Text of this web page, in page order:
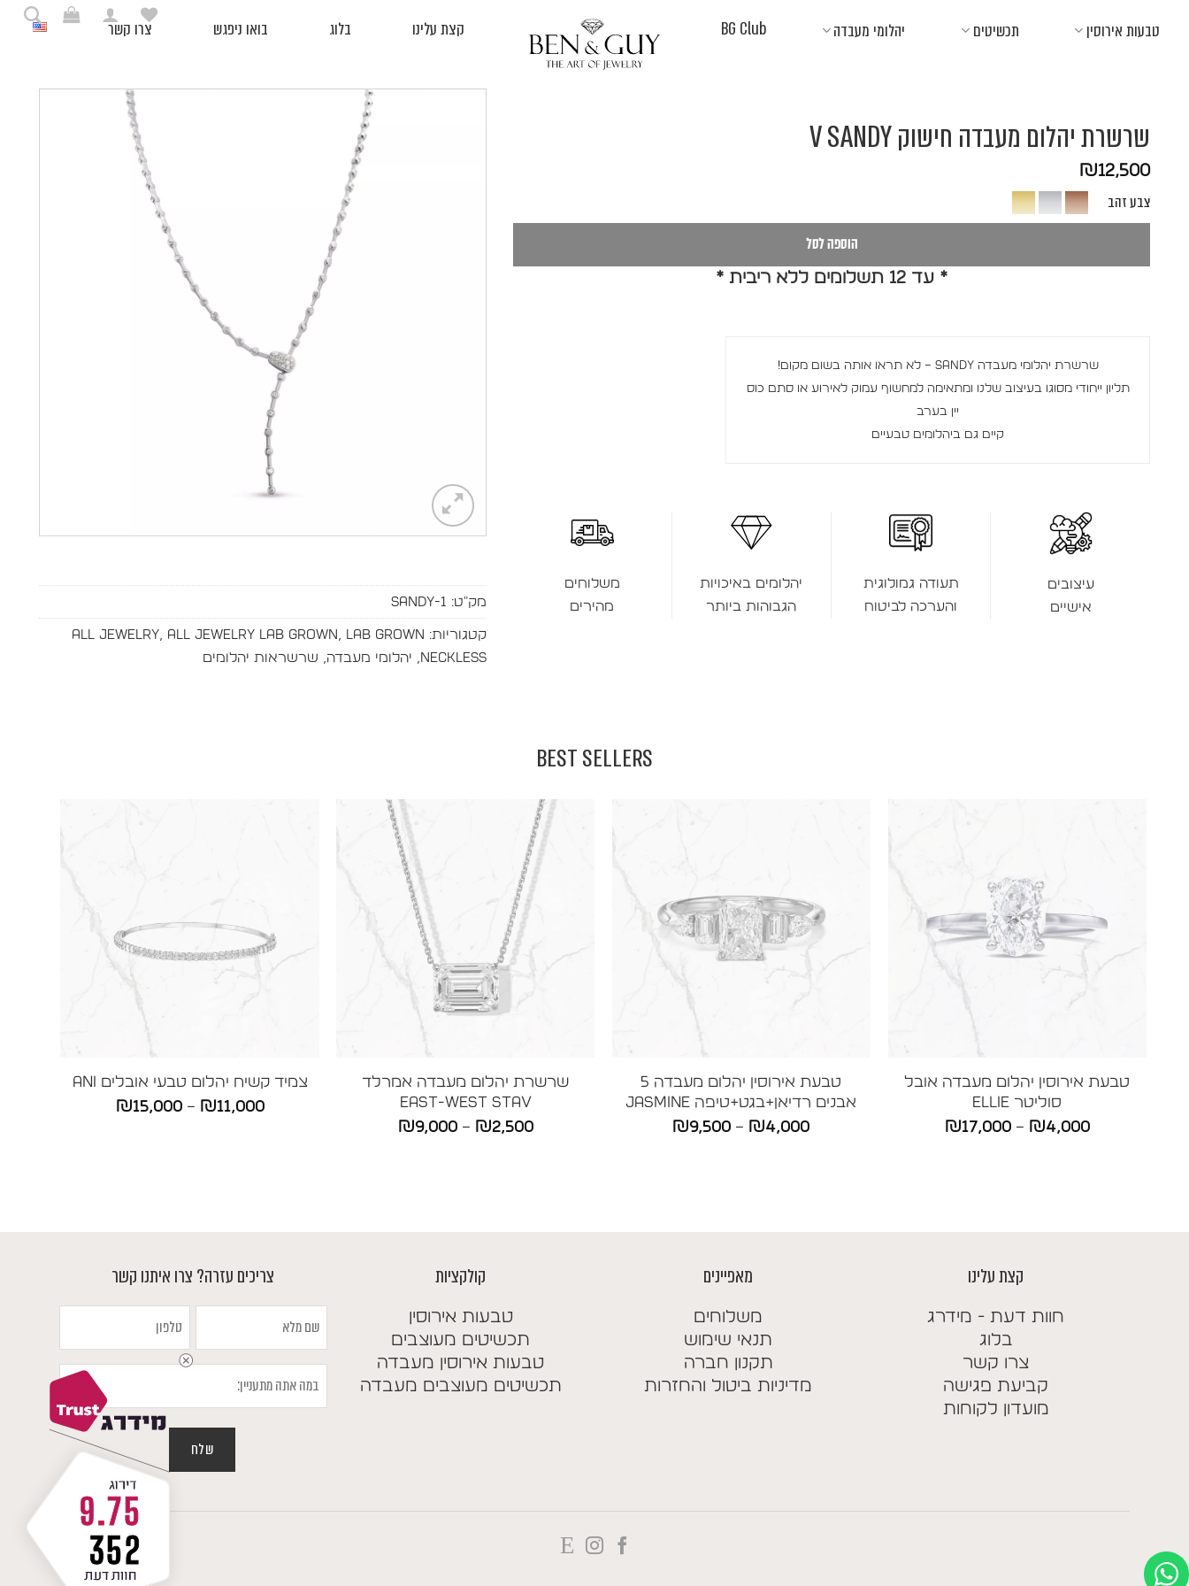
טבעות אירוסין תכשיטים יהלומי מעבדה BG Club קצת עלינו בלוג בואו ניפגש צרו קשר
שרשרת יהלום מעבדה חישוק V SANDY
₪12,500
צבע זהב
הוספה לסל
* עד 12 תשלומים ללא ריבית *
שרשרת יהלומי מעבדה SANDY – לא תראו אותה בשום מקום!
תליון ייחודי מסוגו בעיצוב שלנו ומתאימה למחשוף עמוק לאירוע או סתם כוס
יין בערב
קיים גם ביהלומים טבעיים
עיצובים
אישיים
תעודה גמולוגית
והערכה לביטוח
יהלומים באיכויות
הגבוהות ביותר
משלוחים
מהירים
מק"ט: SANDY-1
קטגוריות: All Jewelry, All Jewelry Lab Grown, Lab Grown
Neckless
, יהלומי מעבדה, שרשראות יהלומים
BEST SELLERS
טבעת אירוסין יהלום מעבדה אובל
סוליטר ELLIE
₪4,000
–
₪17,000
טבעת אירוסין יהלום מעבדה 5
אבנים רדיאן+בגט+טיפה JASMINE
₪4,000
–
₪9,500
שרשרת יהלום מעבדה אמרלד
East-West STAV
₪2,500
–
₪9,000
צמיד קשיח יהלום טבעי אובלים ANI
₪11,000
–
₪15,000
קצת עלינו
חוות דעת - מידרג
בלוג
צרו קשר
קביעת פגישה
מועדון לקוחות
מאפיינים
משלוחים
תנאי שימוש
תקנון חברה
מדיניות ביטול והחזרות
קולקציות
טבעות אירוסין
תכשיטים מעוצבים
טבעות אירוסין מעבדה
תכשיטים מעוצבים מעבדה
צריכים עזרה? צרו איתנו קשר
מלא
טלפון
במה
אתה
9.75
352